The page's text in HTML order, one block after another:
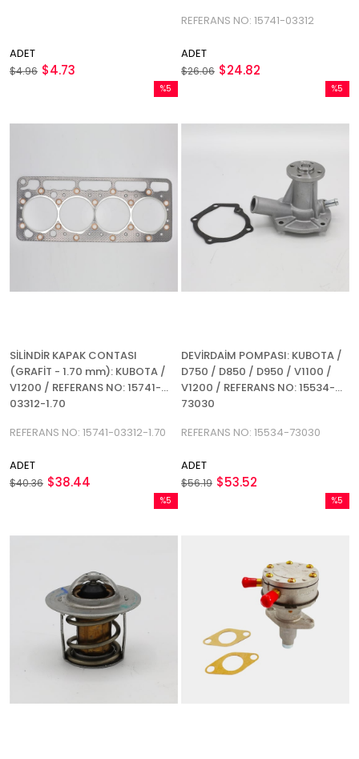
ADET
$4.73
$4.96
REFERANS NO: 15741-03312
ADET
$24.82
$26.06
SİLİNDİR KAPAK CONTASI
(GRAFİT - 1.70 mm): KUBOTA /
V1200 / REFERANS NO: 15741-
03312-1.70
REFERANS NO: 15741-03312-1.70
ADET
$38.44
$40.36
%5
%5İndirim
DEVİRDAİM POMPASI: KUBOTA /
D750 / D850 / D950 / V1100 /
V1200 / REFERANS NO: 15534-
73030
REFERANS NO: 15534-73030
ADET
$53.52
$56.19
%5
%5
%5İndirim
%5